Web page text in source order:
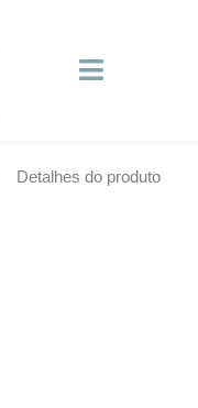
Detalhes do produto